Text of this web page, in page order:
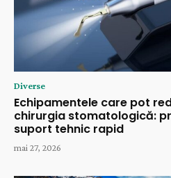
Diverse
Echipamentele care pot
chirurgia stomatologică:
suport tehnic rapid
mai 27, 2026